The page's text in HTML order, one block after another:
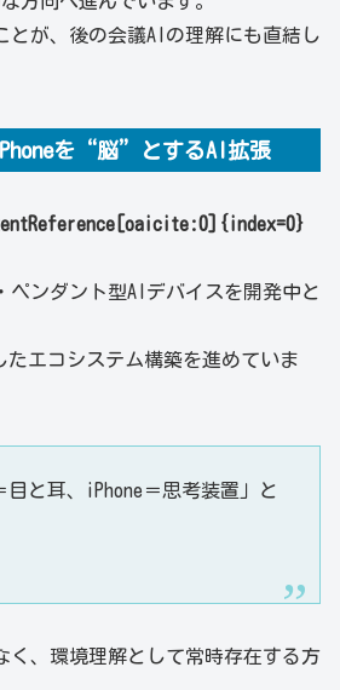
とが、後の会議AIの理解にも直結し
を“脳”とするAI拡張
ペンダント型AIデバイスを開発中と
エコシステム構築を進めていま
目と耳、iPhone＝思考装置」と
く、環境理解として常時存在する方